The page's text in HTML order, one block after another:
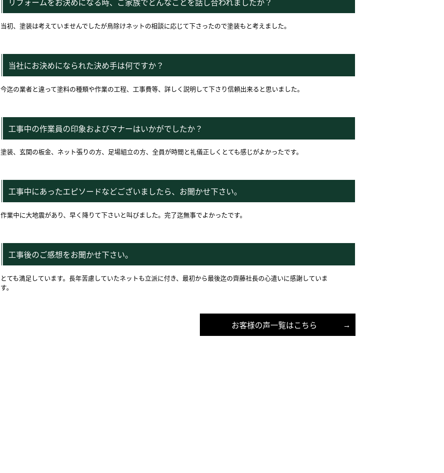
当初、塗装は考えていませんでしたが鳥除けネットの相談に応じて下さったので塗装もと考えました。
当社にお決めになられた決め手は何ですか？
今迄の業者と違って塗料の種類や作業の工程、工事費等、詳しく説明して下さり信頼出来ると思いました。
工事中の作業員の印象およびマナーはいかがでしたか？
塗装、玄関の板金、ネット張りの方、足場組立の方、全員が時間と礼儀正しくとても感じがよかったです。
工事中にあったエピソードなどございましたら、お聞かせ下さい。
作業中に大地震があり、早く降りて下さいと叫びました。完了迄無事でよかったです。
工事後のご感想をお聞かせ下さい。
とても満足しています。長年苦慮していたネットも立派に付き、最初から最後迄の齊藤社長の心遣いに感謝していま
す。
お客様の声一覧はこちら